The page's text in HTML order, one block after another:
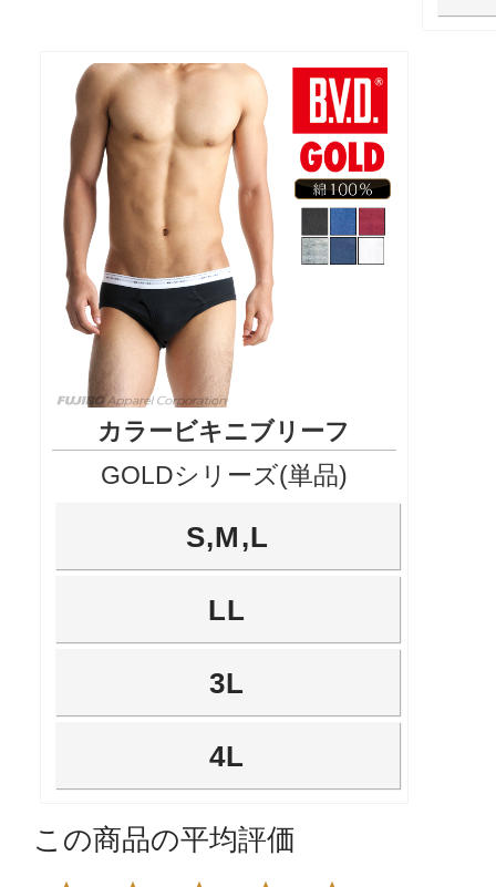
カラービキニブリーフ
GOLDシリーズ(単品)
S,M,L
LL
3L
4L